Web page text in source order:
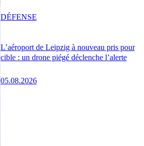
L’aéroport de Leipzig à nouveau pris pour
cible : un drone piégé déclenche l’alerte
05.08.2026
DÉFENSE